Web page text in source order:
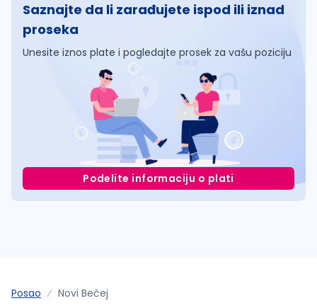
Saznajte da li zarađujete ispod ili iznad
proseka
Unesite iznos plate i pogledajte prosek za vašu poziciju
Podelite informaciju o plati
Posao Novi Bečej